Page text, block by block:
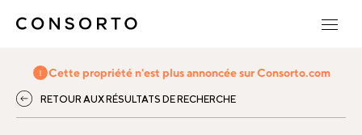
Cette propriété n'est plus annoncée sur Consorto.com
RETOUR AUX RÉSULTATS DE RECHERCHE